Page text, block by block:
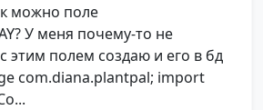
можно поле
У меня почему-то не
этим полем создаю и его в бд
com.diana.plantpal; import